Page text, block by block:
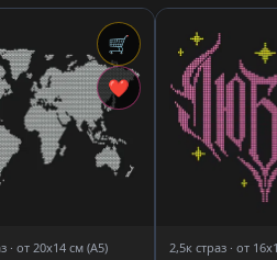
🛒
❤
· от 20x14 см (A5) 2,5к страз · от